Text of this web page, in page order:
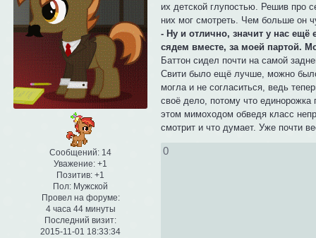
Сообщений: 14
Уважение: +1
Позитив: +1
Пол: Мужской
Провел на форуме:
4 часа 44 минуты
Последний визит:
2015-11-01 18:33:34
их детской глупостью. Решив про
них мог смотреть. Чем больше он
- Ну и отлично, значит у нас ещё
сядем вместе, за моей партой.
Баттон сидел почти на самой
Свити было ещё лучше, можно
могла и не согласиться, ведь
своё дело, потому что
этом мимоходом обведя класс
смотрит и что думает. Уже почти
0